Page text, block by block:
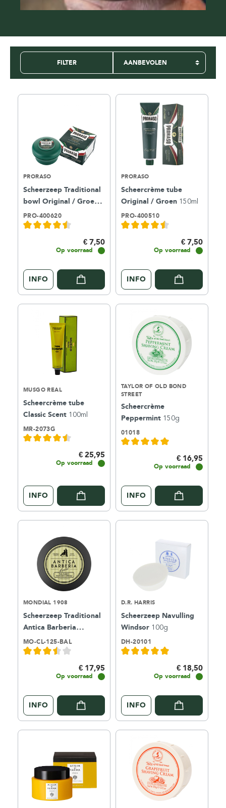
FILTER
PRORASO
Scheerzeep Traditional
bowl Original / Groen
150g
PRO-400620
€ 7,50
Op voorraad
INFO
PRORASO
Scheercrème tube
Original / Groen 150ml
PRO-400510
€ 7,50
Op voorraad
INFO
MUSGO REAL
Scheercrème tube
Classic Scent 100ml
MR-2073G
€ 25,95
Op voorraad
INFO
TAYLOR OF OLD BOND
STREET
Scheercrème
Peppermint 150g
01018
€ 16,95
Op voorraad
INFO
MONDIAL 1908
Scheerzeep Traditional
Antica Barberia
Balsamic125ml
MO-CL-125-BAL
€ 17,95
Op voorraad
INFO
D.R. HARRIS
Scheerzeep Navulling
Windsor 100g
DH-20101
€ 18,50
Op voorraad
INFO